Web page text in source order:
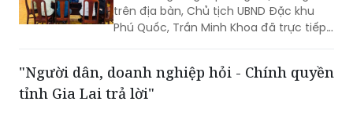
diện lãnh đạo một số phòng nghiệp vụ
Công an tỉnh.
trên địa bàn, Chủ tịch UBND Đặc khu
Phú Quốc, Trần Minh Khoa đã trực tiếp
nhằm bảo đảm tối đa quyền, lợi ích
hợp pháp của bà con.
"Người dân, doanh nghiệp hỏi - Chính quyền
tỉnh Gia Lai trả lời"